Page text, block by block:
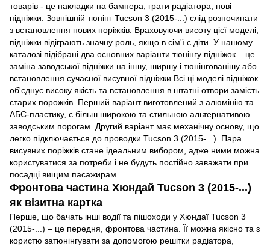
товарів - це накладки на бампера, грати радіатора, нові
підніжки. Зовнішній тюнінг Tucson 3 (2015-...) слід розпочинати
з встановлення нових поріжків. Враховуючи висоту цієї моделі,
підніжки відіграють значну роль, якщо в сім'ї є діти. У нашому
каталозі підібрані два основних варіанти тюнінгу підніжок – це
заміна заводської підніжки на іншу, ширшу і тюнінгованішу або
встановлення сучасної висувної підніжки.Всі ці моделі підніжок
об'єднує високу якість та встановлення в штатні отвори замість
старих порожків. Перший варіант виготовлений з алюмінію та
АБС-пластику, є більш широкою та стильною альтернативою
заводським порогам. Другий варіант має механічну основу, що
легко підключається до проводки Tucson 3 (2015-...). Пара
висувних поріжків стане ідеальним вибором, адже ними можна
користуватися за потреби і не будуть постійно заважати при
посадці вищим пасажирам.
Фронтова частина Хюндай Tucson 3 (2015-...)
як візитна картка
Перше, що бачать інші водії та пішоходи у Хюндаї Tucson 3
(2015-...) – це передня, фронтова частина. Її можна якісно та з
користю затюнінгувати за допомогою решітки радіатора,